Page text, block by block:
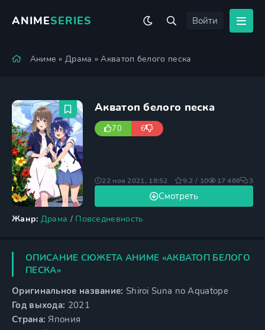
ANIMESERIES Войти
Аниме »Драма » Акватоп белого песка
Акватоп белого песка
70 6
Жанр: Драма / Повседневность
Смотреть
22 ноя 2021, 18:52 9.2 / 10 17 466 3
ОПИСАНИЕ СЮЖЕТА АНИМЕ «АКВАТОП БЕЛОГО
ПЕСКА»
Оригинальное название: Shiroi Suna no Aquatope
Год выхода: 2021
Страна: Япония